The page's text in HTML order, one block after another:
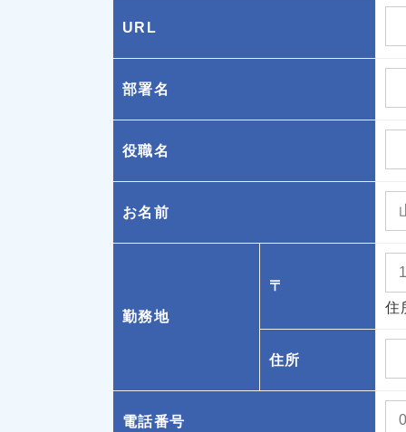
URL
部署名
役職名
お名前
勤務地
〒
住
住所
電話番号